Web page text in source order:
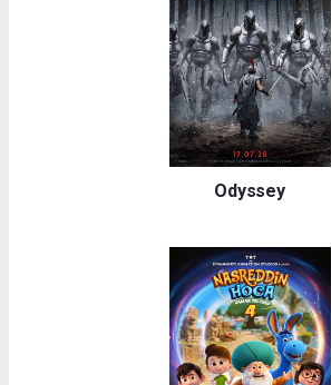
Odyssey